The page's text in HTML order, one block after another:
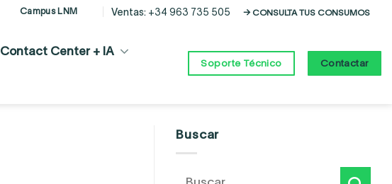
Campus LNM Ventas: +34 963 735 505 → CONSULTA TUS CONSUMOS
Contact Center + IA
Soporte Técnico Contactar
Buscar